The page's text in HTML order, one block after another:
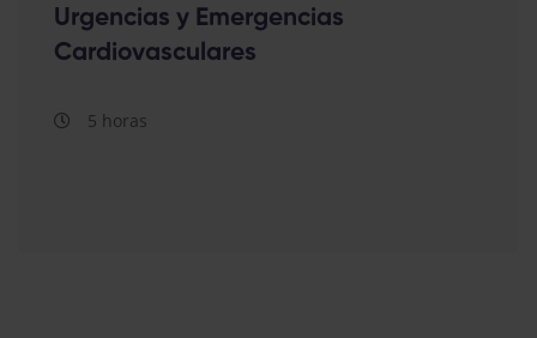
Urgencias y Emergencias
Cardiovasculares
5 horas